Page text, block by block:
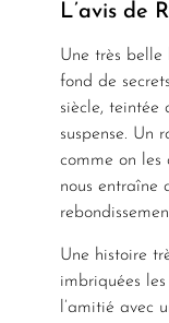
L’avis de
Une très belle
fond de
siècle, teintée
suspense. Un
comme on
nous entraîne
Une histoire
imbriquées
l’amitié avec